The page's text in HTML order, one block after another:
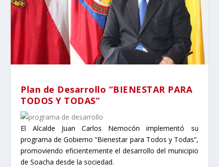
Plan de Desarrollo “BIENESTAR PARA
TODOS Y TODAS”
El Alcalde Juan Carlos Nemocón implementó su
programa de Gobierno “Bienestar para Todos y Todas”,
promoviendo eficientemente el desarrollo del municipio
de Soacha desde la sociedad.